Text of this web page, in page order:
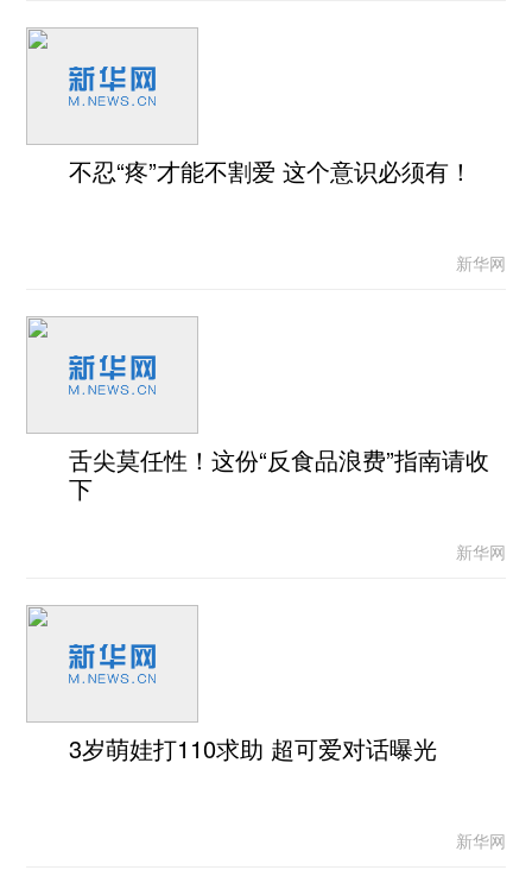
不忍“疼”才能不割爱 这个意识必须有！
新华网
舌尖莫任性！这份“反食品浪费”指南请收
下
新华网
3岁萌娃打110求助 超可爱对话曝光
新华网